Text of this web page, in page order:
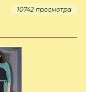
10742 просмотра